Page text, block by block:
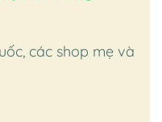
các shop mẹ và